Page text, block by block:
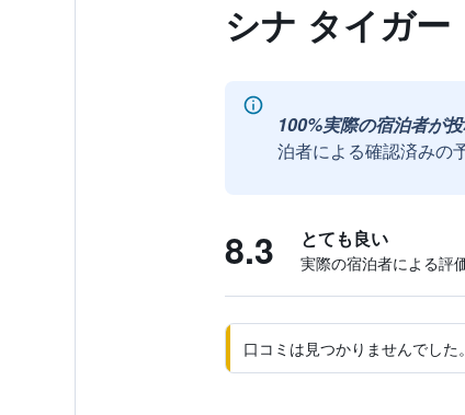
シナ タイガ
100%実際の宿泊者が投
泊者による確認済みの
8.3 とても良い
実際の宿泊者による評
口コミは見つかりませんでし